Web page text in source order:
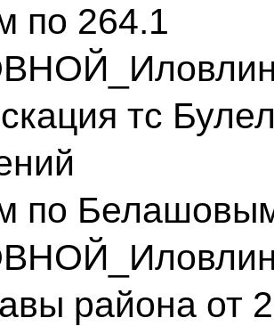
по 264.1
тс
по
района от